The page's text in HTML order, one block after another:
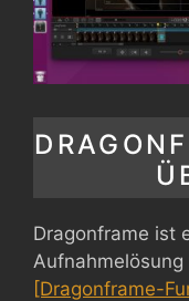
Dragonframe ist
[Dragonframe-